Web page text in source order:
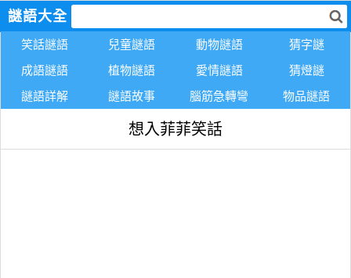
謎語大全
笑話謎語 兒童謎語 動物謎語
猜字謎
成語謎語
植物謎語 愛情謎語
猜燈謎
謎語詳解
謎語故事 腦筋急轉彎 物品謎語
想入菲菲笑話